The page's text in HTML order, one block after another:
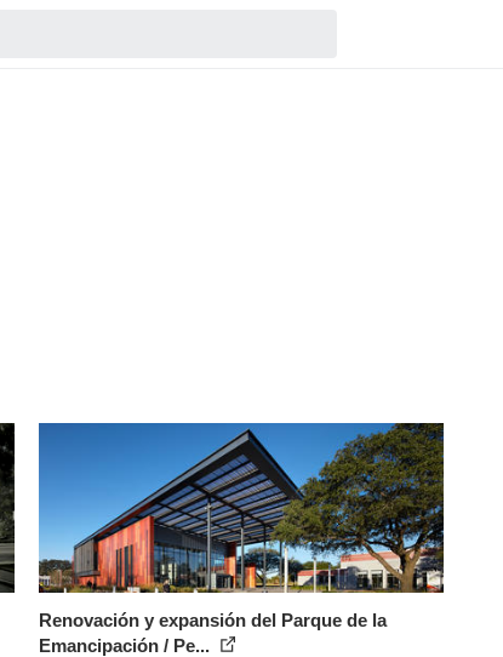
Renovación y expansión del Parque de la
Emancipación / Pe...